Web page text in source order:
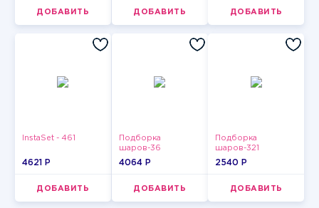
ДОБАВИТЬ ДОБАВИТЬ ДОБАВИТЬ
InstaSet - 461
4621 P
ДОБАВИТЬ
Подборка
шаров-36
4064 P
ДОБАВИТЬ
Подборка
шаров-321
2540 P
ДОБАВИТЬ